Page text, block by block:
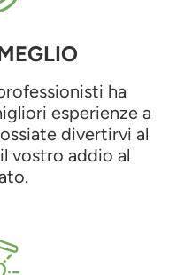
ha
esperienze a
divertirvi al
vostro addio al